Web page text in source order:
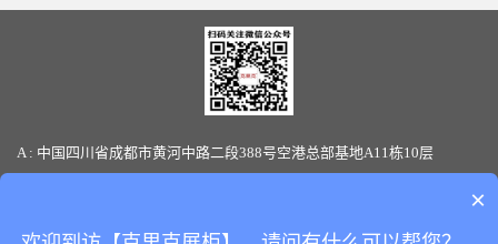
A : 中国四川省成都市黄河中路二段388号空港总部基地A11栋10层
×